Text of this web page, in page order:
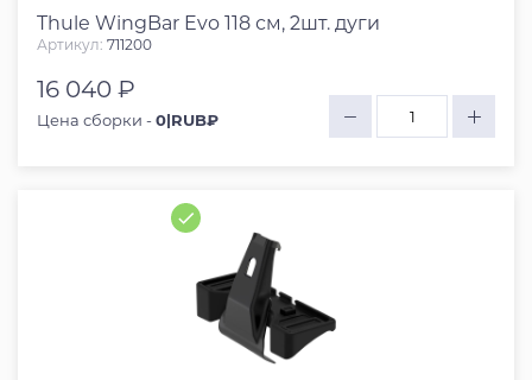
Thule WingBar Evo 118 см, 2шт. дуги
Артикул: 711200
16 040 ₽
Цена сборки -0|RUB₽